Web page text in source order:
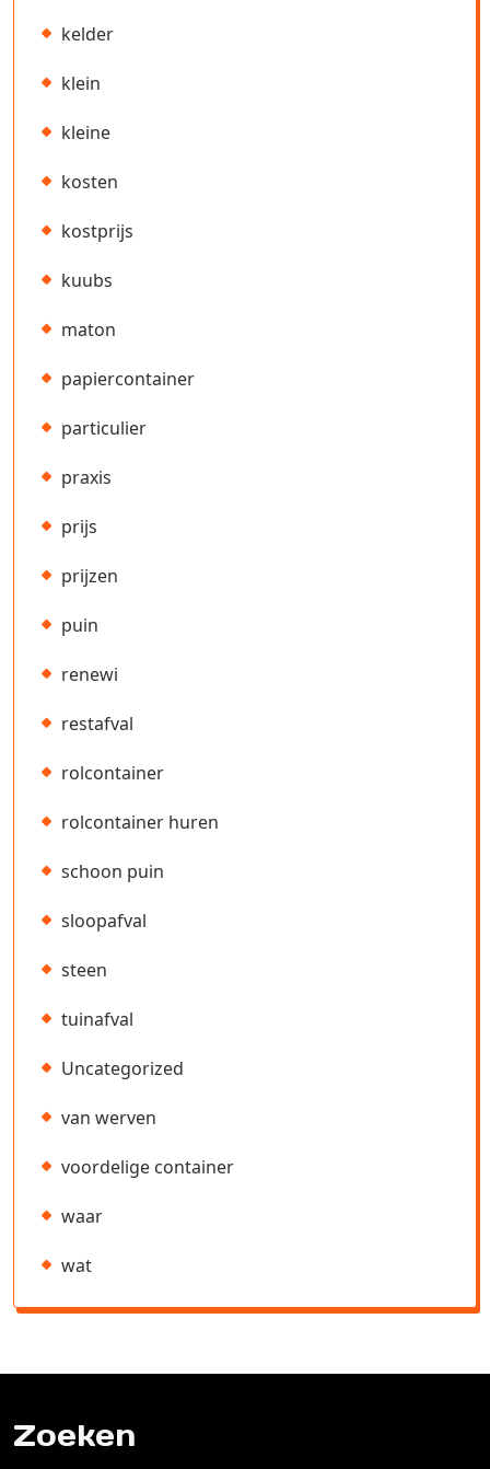
kelder
klein
kleine
kosten
kostprijs
kuubs
maton
papiercontainer
particulier
praxis
prijs
prijzen
puin
renewi
restafval
rolcontainer
rolcontainer huren
schoon puin
sloopafval
steen
tuinafval
Uncategorized
van werven
voordelige container
waar
wat
Zoeken